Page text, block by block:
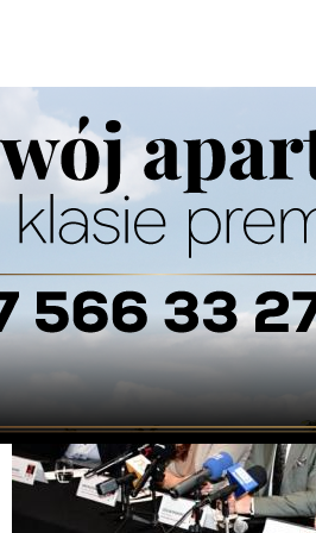
18/05/2026/ 5 Komentarzy
o Festiwalu Filmowym w